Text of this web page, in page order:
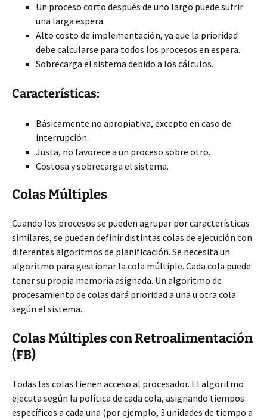
Un proceso corto después de uno largo puede sufrir
una larga espera.
Alto costo de implementación, ya que la prioridad
debe calcularse para todos los procesos en espera.
Sobrecarga el sistema debido a los cálculos.
Características:
Básicamente no apropiativa, excepto en caso de
interrupción.
Justa, no favorece a un proceso sobre otro.
Costosa y sobrecarga el sistema.
Colas Múltiples
Cuando los procesos se pueden agrupar por características
similares, se pueden definir distintas colas de ejecución con
diferentes algoritmos de planificación. Se necesita un
algoritmo para gestionar la cola múltiple. Cada cola puede
tener su propia memoria asignada. Un algoritmo de
procesamiento de colas dará prioridad a una u otra cola
según el sistema.
Colas Múltiples con Retroalimentación
(FB)
Todas las colas tienen acceso al procesador. El algoritmo
ejecuta según la política de cada cola, asignando tiempos
específicos a cada una (por ejemplo, 3 unidades de tiempo a